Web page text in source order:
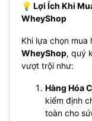
💡 Lợi Ích Khi
WheyShop
Khi lựa chọn
WheyShop, quý
vượt trội như:
Hàng Hóa
kiểm định
toàn cho